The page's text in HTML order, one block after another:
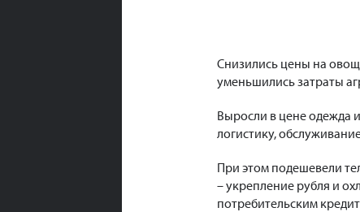
Снизились цены на
уменьшились затраты
Выросли в цене одежда
логистику,
При этом подешевели
– укрепление рубля и
потребительским